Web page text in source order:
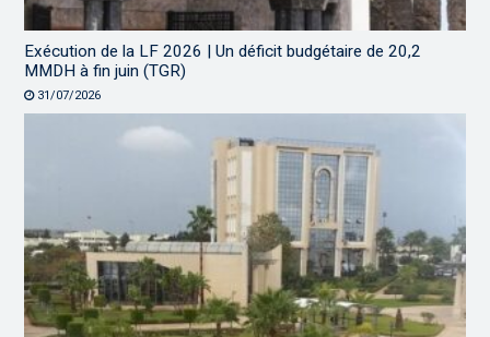
Exécution de la LF 2026 | Un déficit budgétaire de 20,2
MMDH à fin juin (TGR)
31/07/2026